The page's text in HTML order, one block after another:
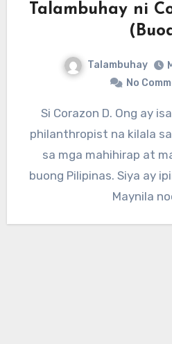
Talambuhay ni
Talambuhay
No
Si Corazon D. Ong ay isang negosyante at
philanthropist na kilala
sa mga mahihirap at
buong Pilipinas. Siya ay
Maynila